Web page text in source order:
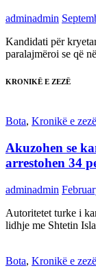
adminadmin
Kandidati për
paralajmëroi se që
KRONIKË E ZEZË
Bota, Kronikë e zezë
Akuzohen se
arrestohen 34
adminadmin
Autoritetet turke i
lidhje me Shtetin
Bota, Kronikë e zezë